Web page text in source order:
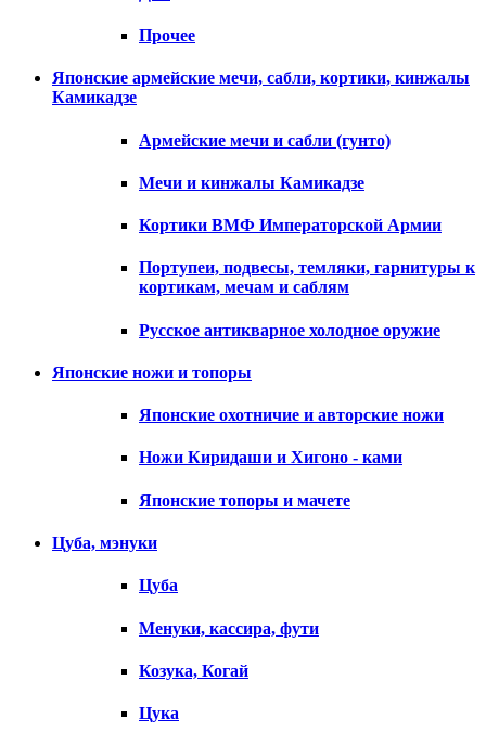
Прочее
Японские армейские мечи, сабли, кортики, кинжалы
Камикадзе
Армейские мечи и сабли (гунто)
Мечи и кинжалы Камикадзе
Кортики ВМФ Императорской Армии
Портупеи, подвесы, темляки, гарнитуры к
кортикам, мечам и саблям
Русское антикварное холодное оружие
Японские ножи и топоры
Японские охотничие и авторские ножи
Ножи Киридаши и Хигоно - ками
Японские топоры и мачете
Цуба, мэнуки
Цуба
Менуки, кассира, фути
Козука, Когай
Цука